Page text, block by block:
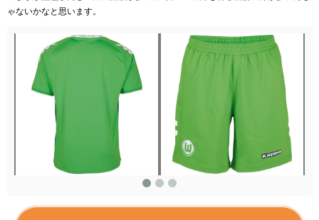
ゃないかなと思います。